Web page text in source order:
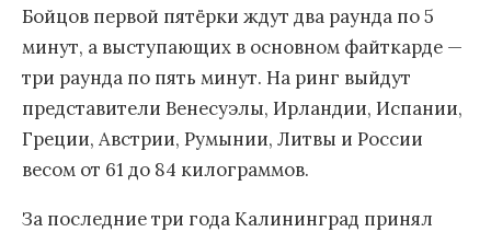
Бойцов первой пятёрки ждут два раунда по 5
минут, а выступающих в основном файткарде —
три раунда по пять минут. На ринг выйдут
представители Венесуэлы, Ирландии, Испании,
Греции, Австрии, Румынии, Литвы и России
весом от 61 до 84 килограммов.
За последние три года Калининград принял